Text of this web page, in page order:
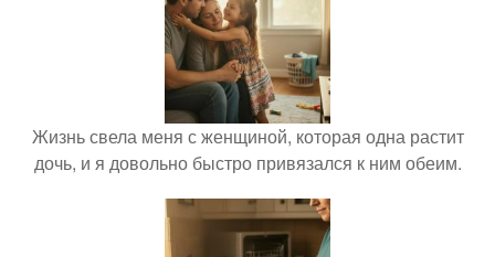
Жизнь свела меня с женщиной, которая одна растит
дочь, и я довольно быстро привязался к ним обеим.